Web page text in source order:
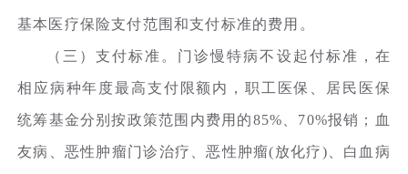
基本医疗保险支付范围和支付标准的费用。
（三）支付标准。门诊慢特病不设起付标准，在
相应病种年度最高支付限额内，职工医保、居民医保
统筹基金分别按政策范围内费用的85%、70%报销；血
友病、恶性肿瘤门诊治疗、恶性肿瘤(放化疗)、白血病